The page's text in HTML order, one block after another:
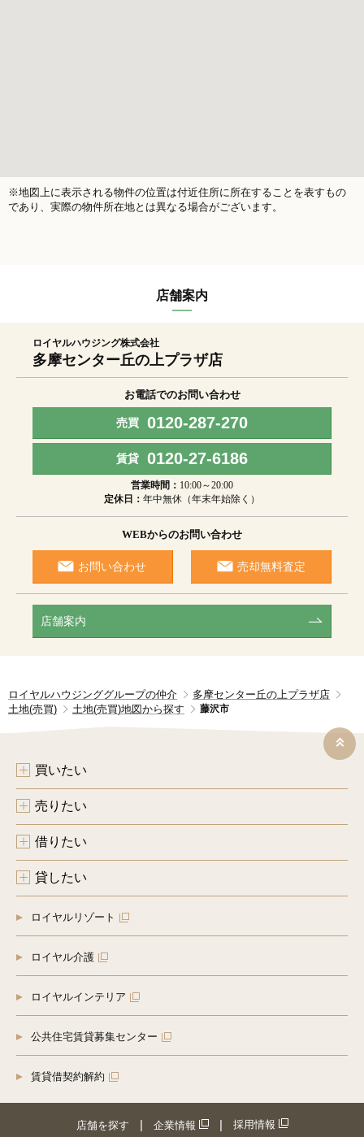
※地図上に表示される物件の位置は付近住所に所在することを表すもの
であり、実際の物件所在地とは異なる場合がございます。
店舗案内
ロイヤルハウジング株式会社
多摩センター丘の上プラザ店
お電話でのお問い合わせ
売買 0120-287-270
賃貸 0120-27-6186
営業時間： 10:00～20:00
定休日： 年中無休（年末年始除く）
WEBからのお問い合わせ
お問い合わせ 売却無料査定
店舗案内
ロイヤルハウジンググループの仲介
多摩センター丘の上プラザ店
土地(売買)
土地(売買)地図から探す 藤沢市
買いたい
売りたい
借りたい
貸したい
ロイヤルリゾート
ロイヤル介護
ロイヤルインテリア
公共住宅賃貸募集センター
賃貸借契約解約
店舗を探す 企業情報 採用情報